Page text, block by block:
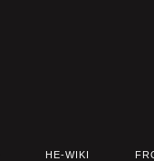
HE-WIKI